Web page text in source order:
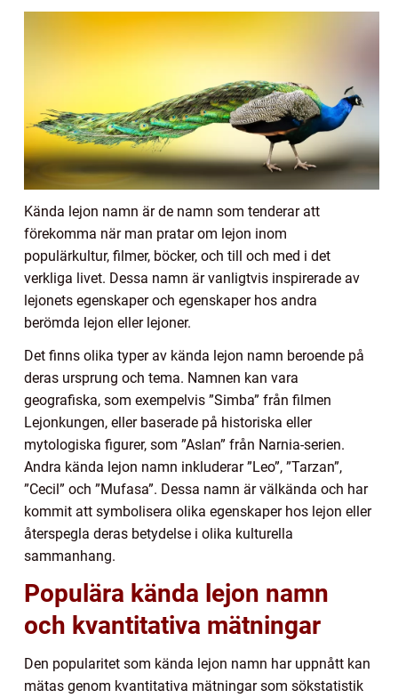
Kända lejon namn är de namn som tenderar att
förekomma när man pratar om lejon inom
populärkultur, filmer, böcker, och till och med i det
verkliga livet. Dessa namn är vanligtvis inspirerade av
lejonets egenskaper och egenskaper hos andra
berömda lejon eller lejoner.
Det finns olika typer av kända lejon namn beroende på
deras ursprung och tema. Namnen kan vara
geografiska, som exempelvis ”Simba” från filmen
Lejonkungen, eller baserade på historiska eller
mytologiska figurer, som ”Aslan” från Narnia-serien.
Andra kända lejon namn inkluderar ”Leo”, ”Tarzan”,
”Cecil” och ”Mufasa”. Dessa namn är välkända och har
kommit att symbolisera olika egenskaper hos lejon eller
återspegla deras betydelse i olika kulturella
sammanhang.
Populära kända lejon namn
och kvantitativa mätningar
Den popularitet som kända lejon namn har uppnått kan
mätas genom kvantitativa mätningar som sökstatistik